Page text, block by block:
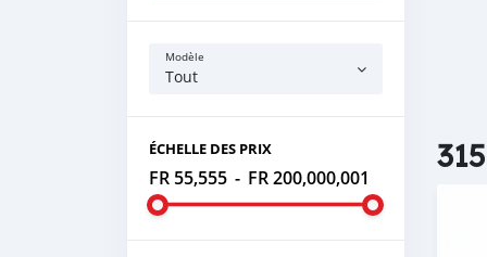
Modèle
Tout
ÉCHELLE DES PRIX
FR 55,555 - FR 200,000,001